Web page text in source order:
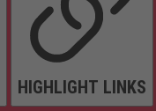
HIGHLIGHT LINKS